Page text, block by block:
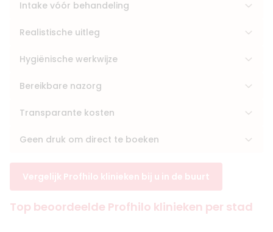
Intake vóór behandeling
Realistische uitleg
Hygiënische werkwijze
Bereikbare nazorg
Transparante kosten
Geen druk om direct te boeken
Vergelijk Profhilo klinieken bij u in de buurt
Top beoordeelde Profhilo klinieken per stad